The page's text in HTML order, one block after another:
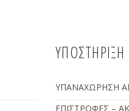
ΥΠΟΣΤΗΡΙΞΗ
ΥΠΑΝΑΧΩΡΗΣΗ
ΕΠΙΣΤΡΟΦΕΣ –